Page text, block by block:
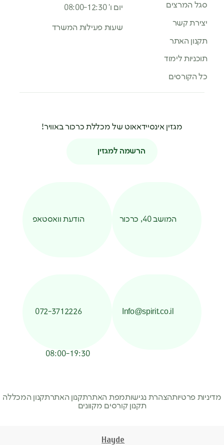
סגל המרצים
יצירת קשר
תקנון האתר
תוכניות לימוד
כל הקורסים
יום ו’ 08:00-12:30
שעות פעילות המשרד
מגזין אינסיידאאוט של מכללת כרכור באוויר!
הרשמה למגזין
המושב 40, כרכור הודעת וואסטאפ
Info@spirit.co.il
072-3712226
08:00-19:30
מדיניות פרטיותהצהרת נגישותמפת האתרתקנון האתרתקנון המכללה
תקנון קורסים מקוונים
Hayde